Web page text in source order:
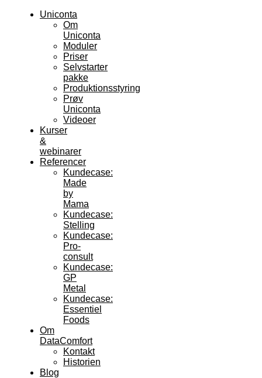
Uniconta
Om
Uniconta
Moduler
Priser
Selvstarter
pakke
Produktionsstyring
Prøv
Uniconta
Videoer
Kurser
&
webinarer
Referencer
Kundecase:
Made
by
Mama
Kundecase:
Stelling
Kundecase:
Pro-
consult
Kundecase:
GP
Metal
Kundecase:
Essentiel
Foods
Om
DataComfort
Kontakt
Historien
Blog